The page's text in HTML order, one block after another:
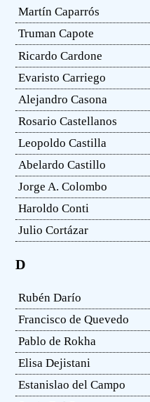
Martín Caparrós
Truman Capote
Ricardo Cardone
Evaristo Carriego
Alejandro Casona
Rosario Castellanos
Leopoldo Castilla
Abelardo Castillo
Jorge A. Colombo
Haroldo Conti
Julio Cortázar
D
Rubén Darío
Francisco de Quevedo
Pablo de Rokha
Elisa Dejistani
Estanislao del Campo